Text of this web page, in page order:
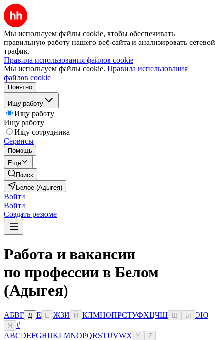
Мы используем файлы cookie, чтобы обеспечивать
правильную работу нашего веб-сайта и анализировать сетевой
трафик.
Правила использования файлов cookie
Мы используем файлы cookie. Правила использования
файлов cookie
Понятно
Ищу работу
Ищу работу
Ищу работу
Ищу сотрудника
Сервисы
Помощь
Ещё
Поиск
Белое (Адыгея)
Войти
Войти
Создать резюме
Работа и вакансии
по профессии в Белом
(Адыгея)
АБВГ Д Е Ё ЖЗИ Й КЛМНОПРСТУФХЦЧШ Ы ЭЮ
Я
#
ABCDEFGHIJKLMNOPQRSTUVWX Y Z